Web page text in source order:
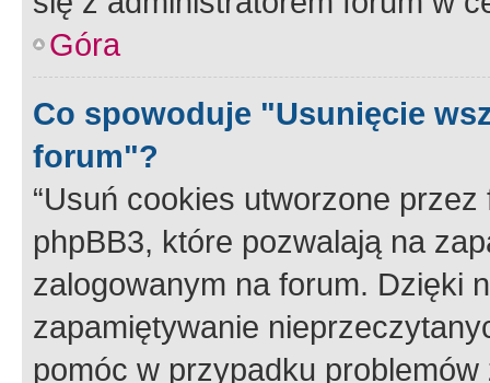
Góra
Co spowoduje "Usunięcie
forum"?
“Usuń cookies utworzone
phpBB3, które pozwalają na
zalogowanym na forum. Dzięki
zapamiętywanie
pomóc w przypadku